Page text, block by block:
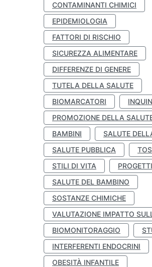
CONTAMINANTI CHIMICI
EPIDEMIOLOGIA
FATTORI DI RISCHIO
SICUREZZA ALIMENTARE
DIFFERENZE DI GENERE
TUTELA DELLA SALUTE
BIOMARCATORI
PROMOZIONE DELLA
BAMBINI
SALUTE
SALUTE PUBBLICA
STILI DI VITA
SALUTE DEL BAMBINO
SOSTANZE CHIMICHE
VALUTAZIONE IMPATTO
BIOMONITORAGGIO
INTERFERENTI ENDOCRINI
OBESITÀ INFANTILE